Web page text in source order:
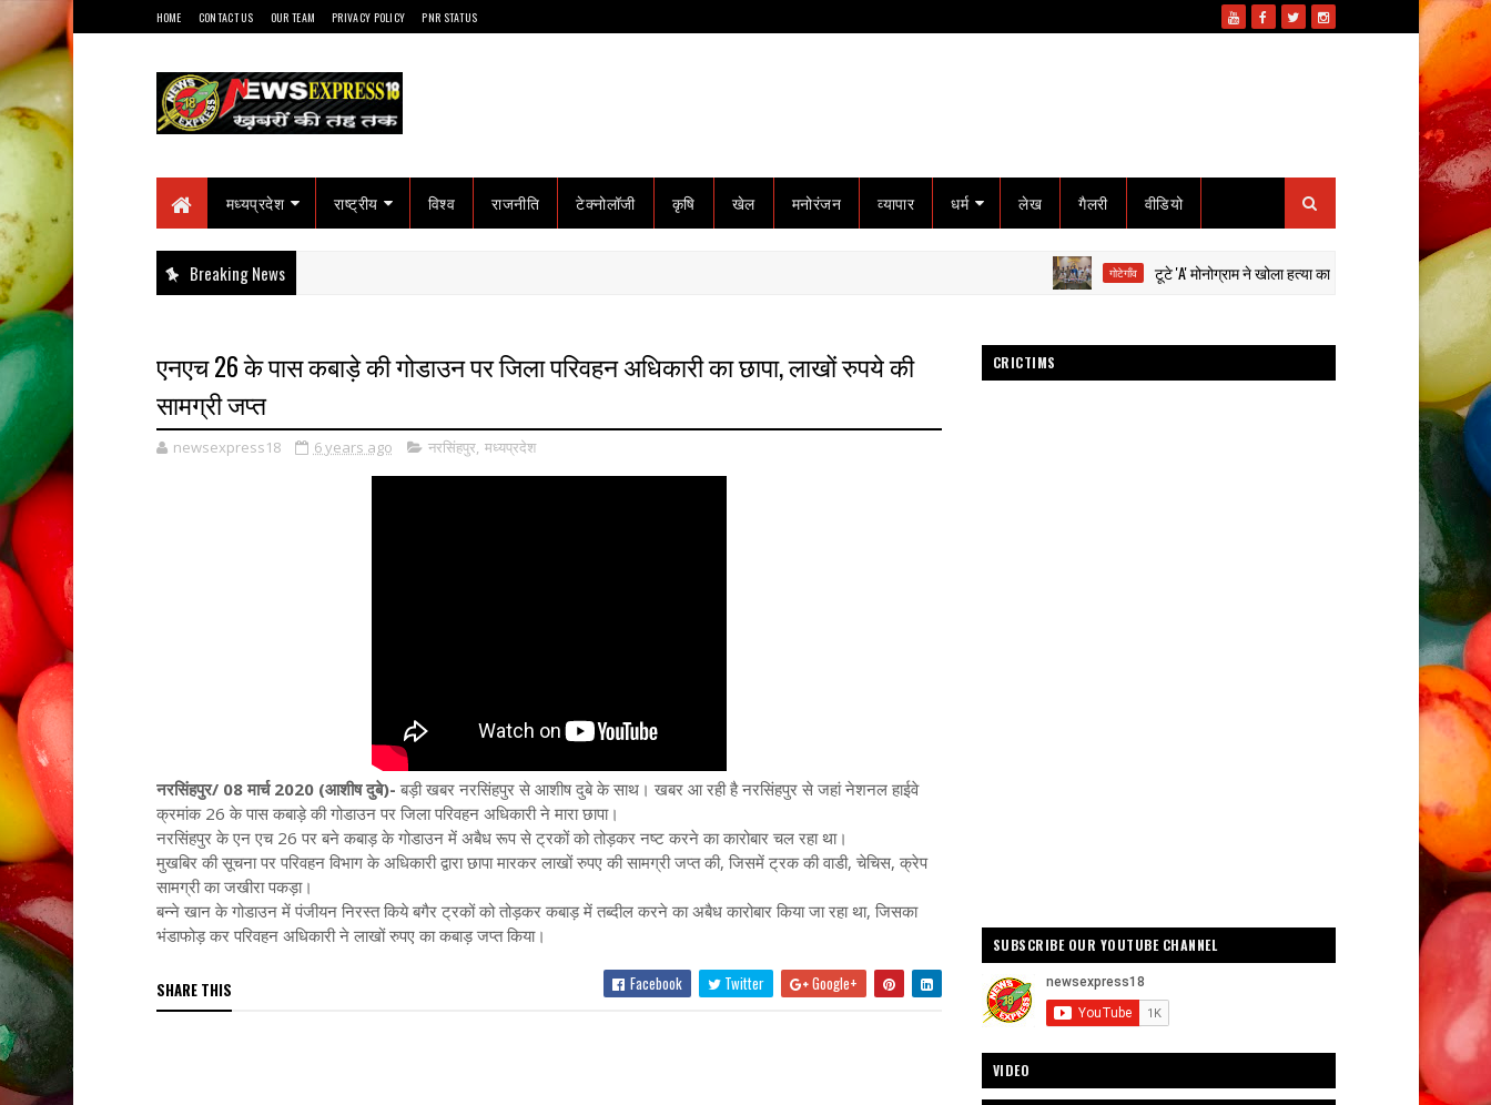
HOME CONTACT US OUR TEAM PRIVACY POLICY PNR STATUS
मध्यप्रदेश राष्ट्रीय विश्व राजनीति टेक्नोलॉजी कृषि खेल मनोरंजन व्यापार धर्म लेख गैलरी वीडियो
Breaking News गोटेगाँव टूटे 'A' मोनोग्राम ने खोला हत्या का राज: हाईवा से कुचलकर सड़क हादसा
एनएच 26 के पास कबाड़े की गोडाउन पर जिला परिवहन अधिकारी का छापा, लाखों रुपये की
सामग्री जप्त
newsexpress18 6 years ago नरसिंहपुर, मध्यप्रदेश
नरसिंहपुर/ 08 मार्च 2020 (आशीष दुबे)- बड़ी खबर नरसिंहपुर से आशीष दुबे के साथ। खबर आ रही है नरसिंहपुर से जहां नेशनल हाईवे
क्रमांक 26 के पास कबाड़े की गोडाउन पर जिला परिवहन अधिकारी ने मारा छापा।
नरसिंहपुर के एन एच 26 पर बने कबाड़ के गोडाउन में अबैध रूप से ट्रकों को तोड़कर नष्ट करने का कारोबार चल रहा था।
मुखबिर की सूचना पर परिवहन विभाग के अधिकारी द्वारा छापा मारकर लाखों रुपए की सामग्री जप्त की, जिसमें ट्रक की वाडी, चेचिस, क्रेप
सामग्री का जखीरा पकड़ा।
बन्ने खान के गोडाउन में पंजीयन निरस्त किये बगैर ट्रकों को तोड़कर कबाड़ में तब्दील करने का अबैध कारोबार किया जा रहा था, जिसका
भंडाफोड़ कर परिवहन अधिकारी ने लाखों रुपए का कबाड़ जप्त किया।
SHARE THIS Facebook Twitter Google+
CRICTIMS
SUBSCRIBE OUR YOUTUBE CHANNEL
VIDEO